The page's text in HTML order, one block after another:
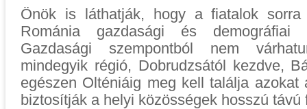
Önök is láthatják, hogy a fiatalok
Románia gazdasági és demográfiai
Gazdasági szempontból nem
mindegyik régió, Dobrudzsától kezdve,
egészen Olténiáig meg kell találja azokat
biztosítják a helyi közösségek hosszú távú